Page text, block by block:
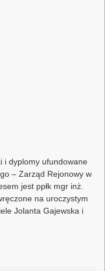
i dyplomy ufundowane
– Zarząd Rejonowy w
jest ppłk mgr inż.
na uroczystym
Jolanta Gajewska i